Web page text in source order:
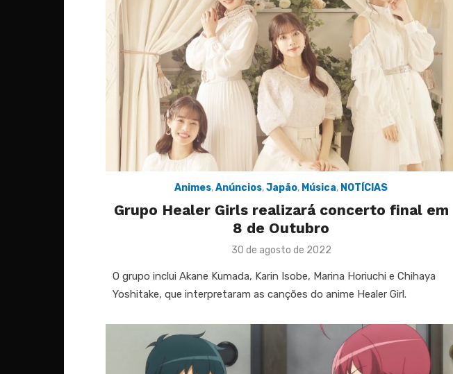
Animes,Anúncios,Japão, Música, NOTÍCIAS
Grupo Healer Girls realizará concerto final em
8 de Outubro
Posted
30 de agosto de 2022
O grupo inclui Akane Kumada, Karin Isobe, Marina Horiuchi e Chihaya
Yoshitake, que interpretaram as canções do anime Healer Girl.